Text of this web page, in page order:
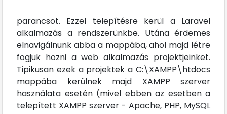
parancsot. Ezzel telepítésre kerül a Laravel
alkalmazás a rendszerünkbe. Utána érdemes
elnavigálnunk abba a mappába, ahol majd létre
fogjuk hozni a web alkalmazás projektjeinket.
Tipikusan ezek a projektek a C:\XAMPP\htdocs
mappába kerülnek majd XAMPP szerver
használata esetén (mivel ebben az esetben a
telepített XAMPP szerver - Apache, PHP, MySQL